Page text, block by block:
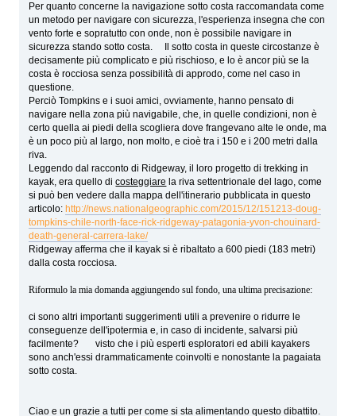
Per quanto concerne la navigazione sotto costa raccomandata come
un metodo per navigare con sicurezza, l'esperienza insegna che con
vento forte e sopratutto con onde, non è possibile navigare in
sicurezza stando sotto costa. Il sotto costa in queste circostanze è
decisamente più complicato e più rischioso, e lo è ancor più se la
costa è rocciosa senza possibilità di approdo, come nel caso in
questione.
Perciò Tompkins e i suoi amici, ovviamente, hanno pensato di
navigare nella zona più navigabile, che, in quelle condizioni, non è
certo quella ai piedi della scogliera dove frangevano alte le onde, ma
è un poco più al largo, non molto, e cioè tra i 150 e i 200 metri dalla
riva.
Leggendo dal racconto di Ridgeway, il loro progetto di trekking in
kayak, era quello dicosteggiare la riva settentrionale del lago, come
si può ben vedere dalla mappa dell'itinerario pubblicata in questo
articolo: http://news.nationalgeographic.com/2015/12/151213-doug-
tompkins-chile-north-face-rick-ridgeway-patagonia-yvon-chouinard-
death-general-carrera-lake/
Ridgeway afferma che il kayak si è ribaltato a 600 piedi (183 metri)
dalla costa rocciosa.
Riformulo la mia domanda aggiungendo sul fondo, una ultima precisazione:
ci sono altri importanti suggerimenti utili a prevenire o ridurre le
conseguenze dell'ipotermia e, in caso di incidente, salvarsi più
facilmente? visto che i più esperti esploratori ed abili kayakers
sono anch'essi drammaticamente coinvolti e nonostante la pagaiata
sotto costa.
Ciao e un grazie a tutti per come si sta alimentando questo dibattito.